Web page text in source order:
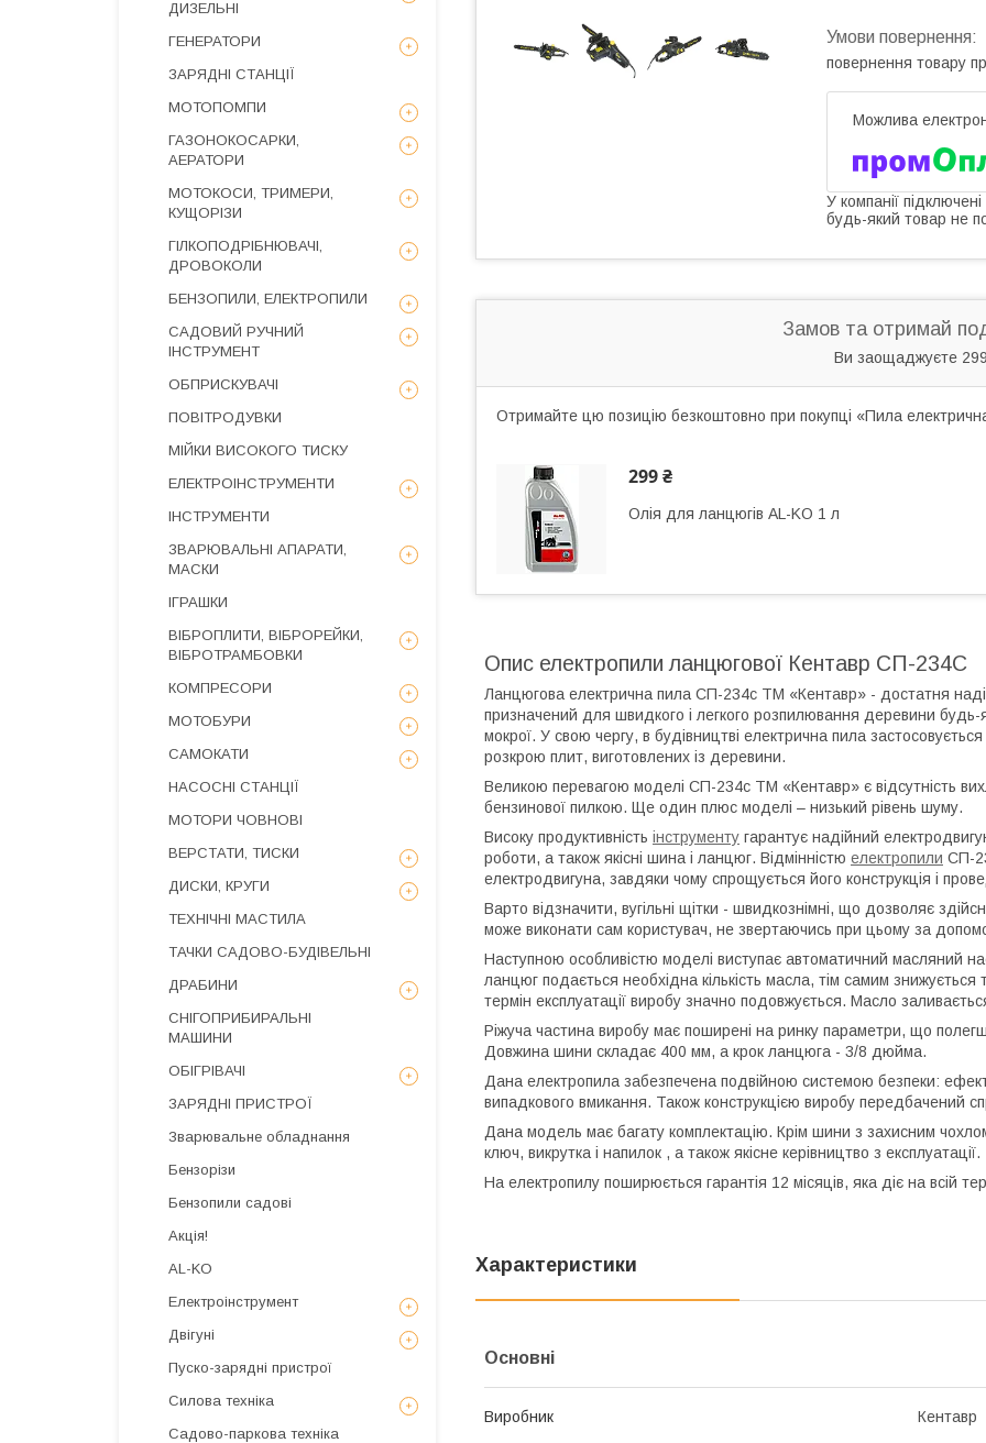
повернення товару
У компанії
будь-який товар не
Замов та отримай
Ви заощаджуєте
Отримайте цю позицію безкоштовно при покупці «Пила
299 ₴
Олія для ланцюгів AL-KO 1 л
Опис електропили ланцюгової Кентавр СП-234С
Ланцюгова електрична пила СП-234с ТМ «Кентавр» - достатня
призначений для швидкого і легкого розпилювання деревини будь-
мокрої. У свою чергу, в будівництві електрична пила
розкрою плит, виготовлених із деревини.
Великою перевагою моделі СП-234с ТМ «Кентавр» є відсутність
бензинової пилкою. Ще один плюс моделі – низький рівень шуму.
Високу продуктивність інструменту гарантує надійний
роботи, а також якісні шина і ланцюг. Відмінністю електропили СП-
електродвигуна, завдяки чому спрощується його конструкція і
Варто відзначити, вугільні щітки - швидкознімні, що дозволяє
може виконати сам користувач, не звертаючись при цьому за
Наступною особливістю моделі виступає автоматичний масляний
ланцюг подається необхідна кількість масла, тім самим
термін експлуатації виробу значно подовжується. Масло
Ріжуча частина виробу має поширені на ринку параметри, що
Довжина шини складає 400 мм, а крок ланцюга - 3/8 дюйма.
Дана електропила забезпечена подвійною системою безпеки:
випадкового вмикання. Також конструкцією виробу передбачений
Дана модель має багату комплектацію. Крім шини з захисним
ключ, викрутка і напилок , а також якісне керівництво з експлуатації.
На електропилу поширюється гарантія 12 місяців, яка діє на всій
Характеристики
Основні
Виробник Кентавр
ДИЗЕЛЬНІ
ГЕНЕРАТОРИ
ЗАРЯДНІ СТАНЦІЇ
МОТОПОМПИ
ГАЗОНОКОСАРКИ,
АЕРАТОРИ
МОТОКОСИ, ТРИМЕРИ,
КУЩОРІЗИ
ГІЛКОПОДРІБНЮВАЧІ,
ДРОВОКОЛИ
БЕНЗОПИЛИ, ЕЛЕКТРОПИЛИ
САДОВИЙ РУЧНИЙ
ІНСТРУМЕНТ
ОБПРИСКУВАЧІ
ПОВІТРОДУВКИ
МІЙКИ ВИСОКОГО ТИСКУ
ЕЛЕКТРОІНСТРУМЕНТИ
ІНСТРУМЕНТИ
ЗВАРЮВАЛЬНІ АПАРАТИ,
МАСКИ
ІГРАШКИ
ВІБРОПЛИТИ, ВІБРОРЕЙКИ,
ВІБРОТРАМБОВКИ
КОМПРЕСОРИ
МОТОБУРИ
САМОКАТИ
НАСОСНІ СТАНЦІЇ
МОТОРИ ЧОВНОВІ
ВЕРСТАТИ, ТИСКИ
ДИСКИ, КРУГИ
ТЕХНІЧНІ МАСТИЛА
ТАЧКИ САДОВО-БУДІВЕЛЬНІ
ДРАБИНИ
СНІГОПРИБИРАЛЬНІ
МАШИНИ
ОБІГРІВАЧІ
ЗАРЯДНІ ПРИСТРОЇ
Зварювальне обладнання
Бензорізи
Бензопили садові
Акція!
AL-KO
Електроінструмент
Двігуні
Пуско-зарядні пристрої
Силова техніка
Садово-паркова техніка